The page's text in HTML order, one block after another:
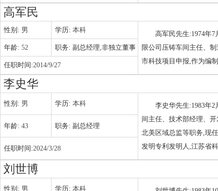
高军民
性别: 男 学历: 本科
高军民先生:1974年
限公司压铸车间主任、
市科技项目申报,作为编
年龄: 52 职务: 副总经理,非独立董事
任职时间:2014/9/27
李史华
性别: 男 学历: 本科
李史华先生:1983年
间主任、技术部经理、
北美区域总监等职务,现
发明专利发明人,江苏省
年龄: 43 职务: 副总经理
任职时间:2024/3/28
刘世博
性别: 男 学历: 本科